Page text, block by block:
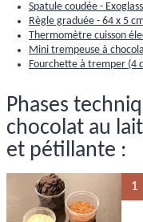
Spatule coudée -
Règle graduée - 64 x 5
Thermomètre cuisson
Mini trempeuse à
Fourchette à tremper (4
Phases
chocolat au
et pétillante :
1